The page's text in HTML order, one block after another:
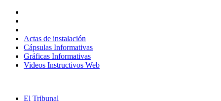
contenido
Actas de instalación
Cápsulas Informativas
Gráficas Informativas
Videos Instructivos Web
El Tribunal